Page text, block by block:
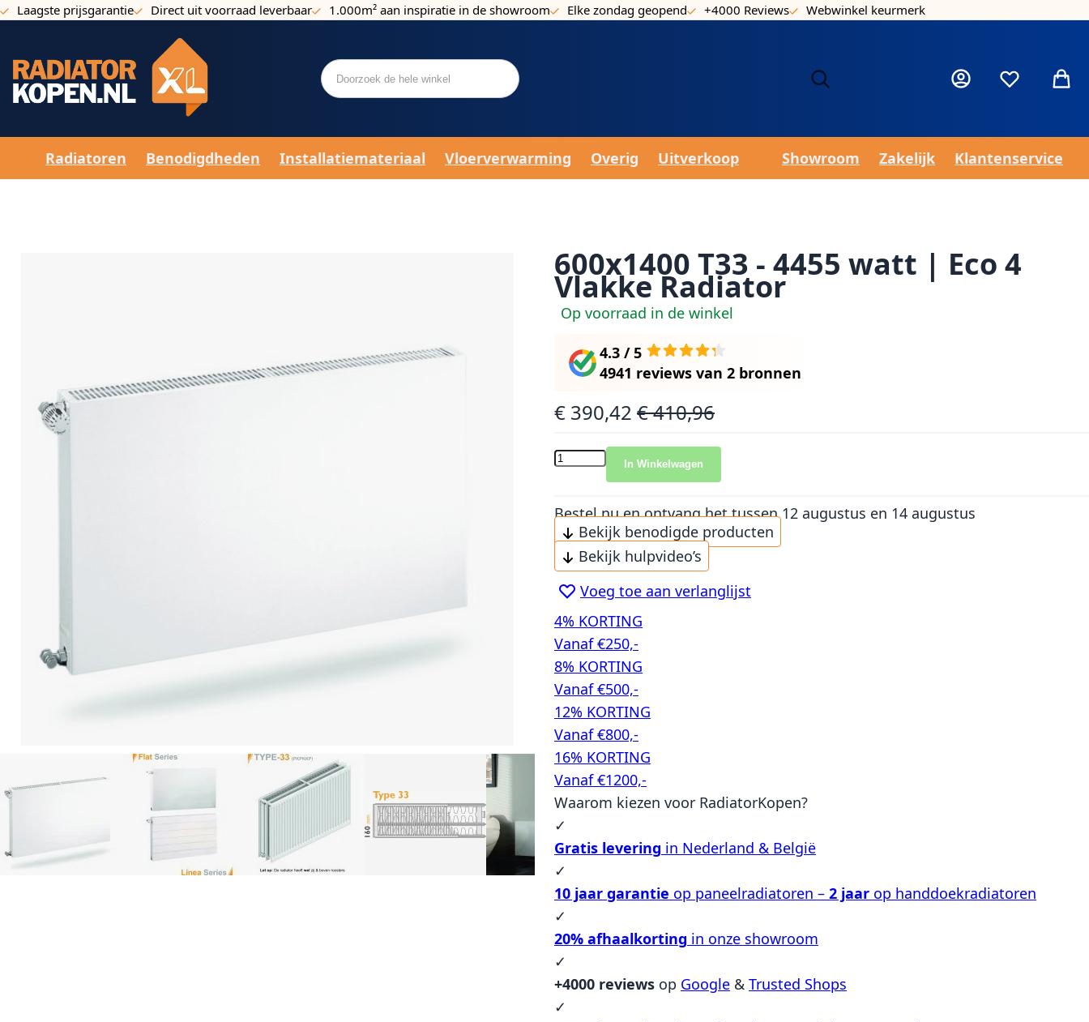
Ga naar de inhoud
Laagste prijsgarantie Direct uit voorraad leverbaar 1.000m² aan inspiratie in de showroom Elke zondag geopend +4000 Reviews Webwinkel keurmerk
Mijn accountVerlanglijst
Radiatoren Benodigdheden Installatiemateriaal Vloerverwarming Overig Uitverkoop Showroom Zakelijk Klantenservice
600x1400 T33 - 4455 watt | Eco 4
Vlakke Radiator
Op voorraad in de winkel
4.3 / 5
4941 reviews van 2 bronnen
Speciale prijs
€ 390,42 Normale prijs
€ 410,96
In Winkelwagen
Bestel nu en ontvang het tussen 12 augustus en 14 augustus
Bekijk benodigde producten
Bekijk hulpvideo’s
Voeg toe aan verlanglijst
4% KORTING
Vanaf €250,-
8% KORTING
Vanaf €500,-
12% KORTING
Vanaf €800,-
16% KORTING
Vanaf €1200,-
Waarom kiezen voor RadiatorKopen?
✓
Gratis levering in Nederland & België
✓
10 jaar garantie op paneelradiatoren – 2 jaar op handdoekradiatoren
✓
20% afhaalkorting in onze showroom
✓
+4000 reviews op Google & Trusted Shops
✓